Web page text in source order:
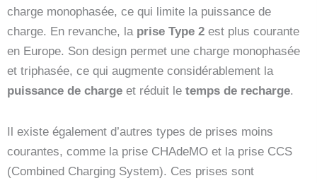
charge monophasée, ce qui limite la puissance de
charge. En revanche, la prise Type 2 est plus courante
en Europe. Son design permet une charge monophasée
et triphasée, ce qui augmente considérablement la
puissance de charge et réduit le temps de recharge.
Il existe également d’autres types de prises moins
courantes, comme la prise CHAdeMO et la prise CCS
(Combined Charging System). Ces prises sont